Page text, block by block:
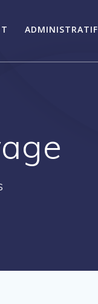
ADMINISTRATIF